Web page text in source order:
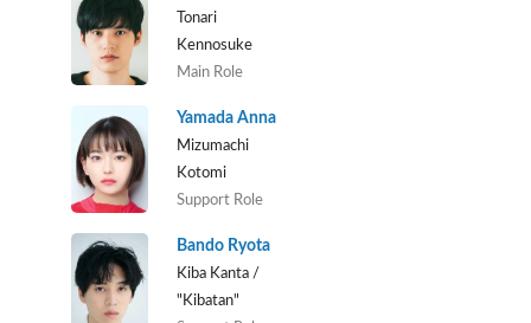
Tonari
Kennosuke
Main Role
Yamada Anna
Mizumachi
Kotomi
Support Role
Bando Ryota
Kiba Kanta /
"Kibatan"